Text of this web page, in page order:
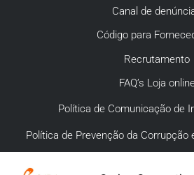
Canal de
Código para
Recrutamento
FAQ’s Loja
Política de Comunicação de
Política de Prevenção da Corrupção